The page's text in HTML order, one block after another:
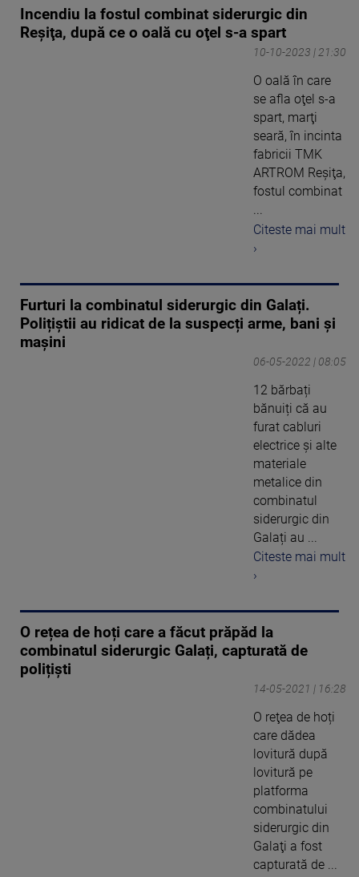
Incendiu la fostul combinat siderurgic din
Reşiţa, după ce o oală cu oţel s-a spart
10-10-2023 | 21:30
O oală în care
se afla oţel s-a
spart, marţi
seară, în incinta
fabricii TMK
ARTROM Reşiţa,
fostul combinat
...
Citeste mai mult
›
Furturi la combinatul siderurgic din Galați.
Polițiștii au ridicat de la suspecți arme, bani și
mașini
06-05-2022 | 08:05
12 bărbați
bănuiți că au
furat cabluri
electrice și alte
materiale
metalice din
combinatul
siderurgic din
Galați au ...
Citeste mai mult
›
O rețea de hoți care a făcut prăpăd la
combinatul siderurgic Galați, capturată de
polițiști
14-05-2021 | 16:28
O reţea de hoți
care dădea
lovitură după
lovitură pe
platforma
combinatului
siderurgic din
Galaţi a fost
capturată de ...